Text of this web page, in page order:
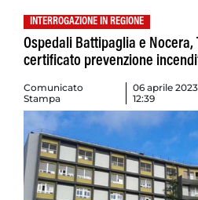
INTERROGAZIONE IN REGIONE
Ospedali Battipaglia e Nocera,
certificato prevenzione
Comunicato
Stampa
06 aprile 2023
12:39